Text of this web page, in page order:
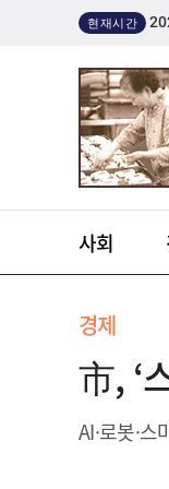
현재시간
사회
경제
市, ‘
AI·로봇·